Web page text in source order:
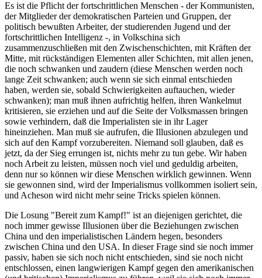
Es ist die Pflicht der fortschrittlichen Menschen - der Kommunisten,
der Mitglieder der demokratischen Parteien und Gruppen, der
politisch bewußten Arbeiter, der studierenden Jugend und der
fortschrittlichen Intelligenz -, in Volkschina sich
zusammenzuschließen mit den Zwischenschichten, mit Kräften der
Mitte, mit rückständigen Elementen aller Schichten, mit allen jenen,
die noch schwanken und zaudern (diese Menschen werden noch
lange Zeit schwanken; auch wenn sie sich einmal entschieden
haben, werden sie, sobald Schwierigkeiten auftauchen, wieder
schwanken); man muß ihnen aufrichtig helfen, ihren Wankelmut
kritisieren, sie erziehen und auf die Seite der Volksmassen bringen
sowie verhindern, daß die Imperialisten sie in ihr Lager
hineinziehen. Man muß sie aufrufen, die Illusionen abzulegen und
sich auf den Kampf vorzubereiten. Niemand soll glauben, daß es
jetzt, da der Sieg errungen ist, nichts mehr zu tun gebe. Wir haben
noch Arbeit zu leisten, müssen noch viel und geduldig arbeiten,
denn nur so können wir diese Menschen wirklich gewinnen. Wenn
sie gewonnen sind, wird der Imperialismus vollkommen isoliert sein,
und Acheson wird nicht mehr seine Tricks spielen können.
Die Losung "Bereit zum Kampf!" ist an diejenigen gerichtet, die
noch immer gewisse Illusionen über die Beziehungen zwischen
China und den imperialistischen Ländern hegen, besonders
zwischen China und den USA. In dieser Frage sind sie noch immer
passiv, haben sie sich noch nicht entschieden, sind sie noch nicht
entschlossen, einen langwierigen Kampf gegen den amerikanischen